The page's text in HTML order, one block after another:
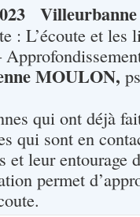
Villeurbanne
: L’écoute et les
MOULON,
qui ont déjà
qui sont en
et leur entourage
permet